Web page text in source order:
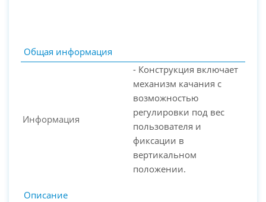
PC-Arena на карте Москвы — Яндекс Карты
Общая информация
Информация
- Конструкция включает
механизм качания с
возможностью
регулировки под вес
пользователя и
фиксации в
вертикальном
положении.
Описание